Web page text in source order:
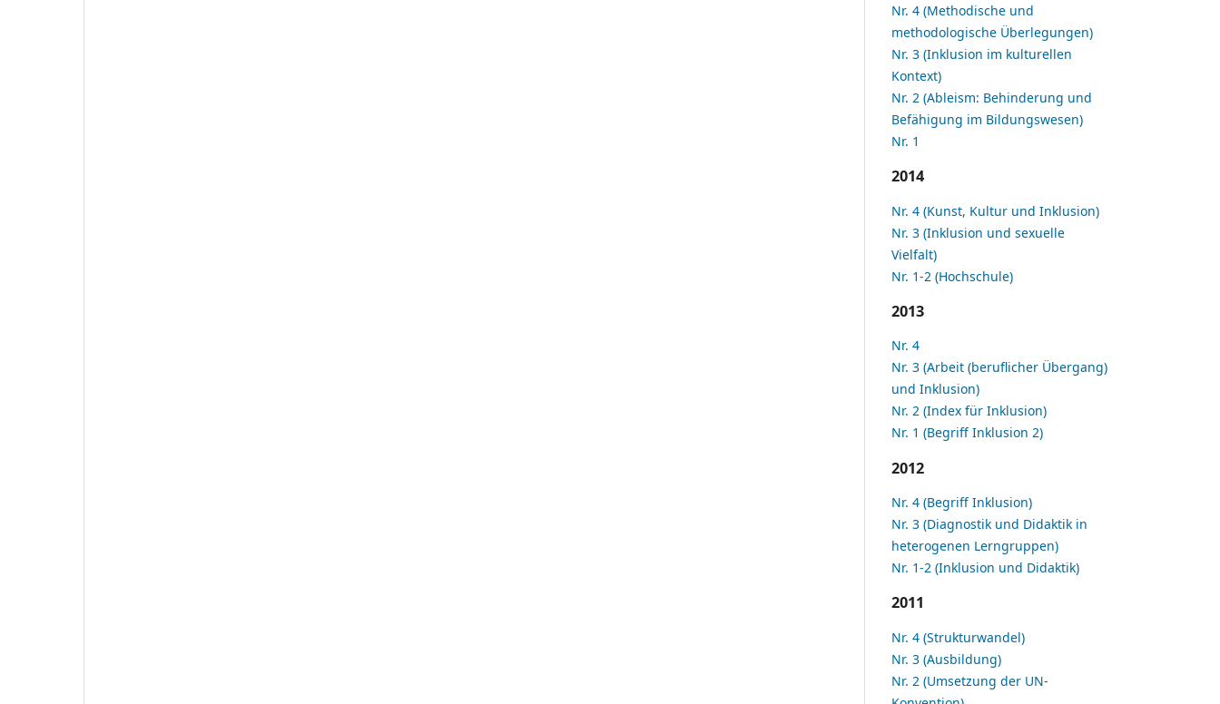
Nr. 4 (Methodische und
methodologische Überlegungen)
Nr. 3 (Inklusion im kulturellen
Kontext)
Nr. 2 (Ableism: Behinderung und
Befähigung im Bildungswesen)
Nr. 1
2014
Nr. 4 (Kunst, Kultur und Inklusion)
Nr. 3 (Inklusion und sexuelle
Vielfalt)
Nr. 1-2 (Hochschule)
2013
Nr. 4
Nr. 3 (Arbeit (beruflicher Übergang)
und Inklusion)
Nr. 2 (Index für Inklusion)
Nr. 1 (Begriff Inklusion 2)
2012
Nr. 4 (Begriff Inklusion)
Nr. 3 (Diagnostik und Didaktik in
heterogenen Lerngruppen)
Nr. 1-2 (Inklusion und Didaktik)
2011
Nr. 4 (Strukturwandel)
Nr. 3 (Ausbildung)
Nr. 2 (Umsetzung der UN-